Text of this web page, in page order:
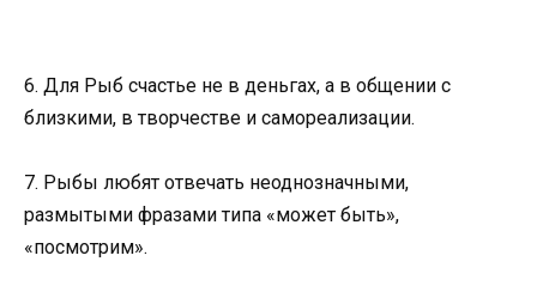
6. Для Рыб счастье не в деньгах, а в общении с
близкими, в творчестве и самореализации.
7. Рыбы любят отвечать неоднозначными,
размытыми фразами типа «может быть»,
«посмотрим».